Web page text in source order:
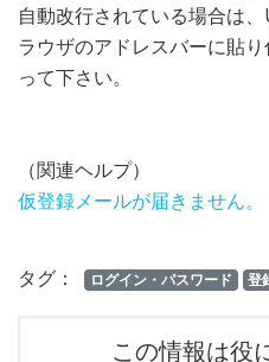
自動改行されている場合は
ラウザのアドレスバーに貼
って下さい。
（関連ヘルプ）
仮登録メールが届きません。
タグ： ログイン・パスワード 登
この情報は役